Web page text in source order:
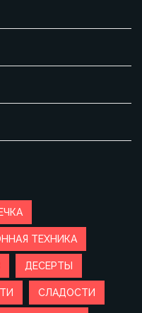
ТЕХНИКА
ДЕСЕРТЫ
СЛАДОСТИ